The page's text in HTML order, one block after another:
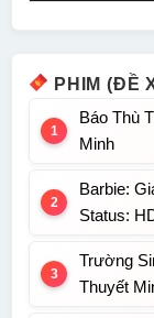
PHIM (ĐỀ
Báo Thù
Minh
Barbie:
Status:
Trường
Thuyết